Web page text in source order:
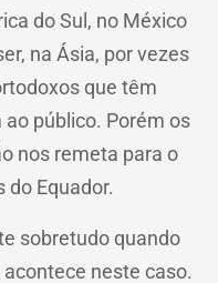
do Sul, no México
na Ásia, por vezes
que têm
público. Porém os
nos remeta para o
do Equador.
sobretudo quando
neste caso.